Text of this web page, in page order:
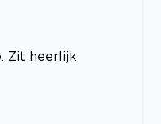
Zit heerlijk